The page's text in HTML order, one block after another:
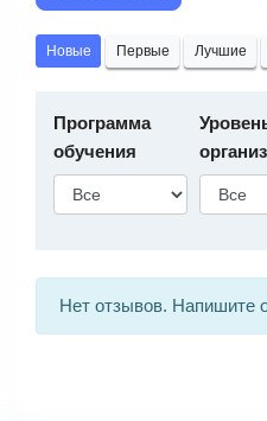
Новые Первые Лучшие
Программа
обучения
Нет отзывов. Напишите